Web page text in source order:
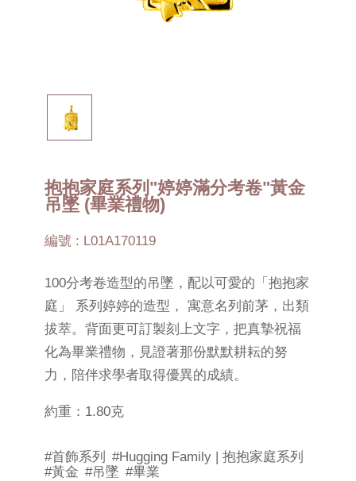
抱抱家庭系列"婷婷滿分考卷"黃金
吊墜 (畢業禮物)
編號 : L01A170119
100分考卷造型的吊墜，配以可愛的「抱抱家
庭」 系列婷婷的造型， 寓意名列前茅，出類
拔萃。背面更可訂製刻上文字，把真摯祝福
化為畢業禮物，見證著那份默默耕耘的努
力，陪伴求學者取得優異的成績。
約重：1.80克
#首飾系列
#Hugging Family | 抱抱家庭系列
#黃金 #吊墜 #畢業